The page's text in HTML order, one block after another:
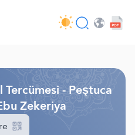
API
- Peştuca
Zekeriya